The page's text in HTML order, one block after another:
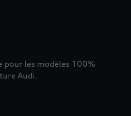
pour les modèles 100%
Audi.